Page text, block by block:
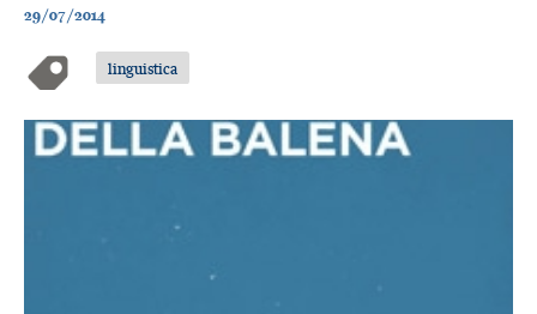
29/07/2014
linguistica